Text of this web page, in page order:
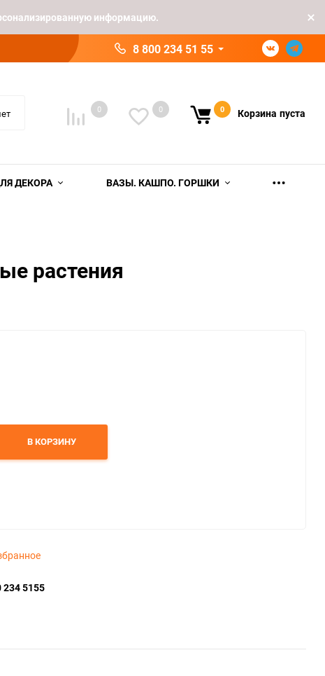
информацию.
8 800 234 51 55
0 0 0 Корзина пуста
ДЕКОРА ВАЗЫ. КАШПО. ГОРШКИ
растения
В КОРЗИНУ
234 5155